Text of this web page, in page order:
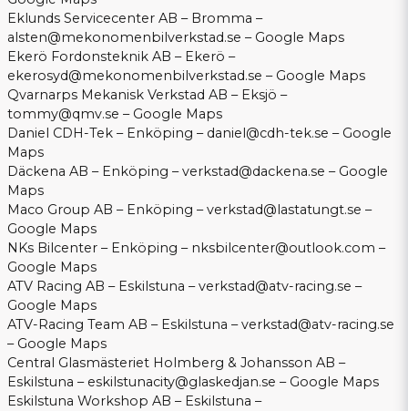
Eklunds Servicecenter AB – Bromma –
alsten@mekonomenbilverkstad.se – Google Maps
Ekerö Fordonsteknik AB – Ekerö –
ekerosyd@mekonomenbilverkstad.se – Google Maps
Qvarnarps Mekanisk Verkstad AB – Eksjö –
tommy@qmv.se – Google Maps
Daniel CDH-Tek – Enköping – daniel@cdh-tek.se – Google
Maps
Däckena AB – Enköping –verkstad@dackena.se – Google
Maps
Maco Group AB – Enköping –verkstad@lastatungt.se –
Google Maps
NKs Bilcenter – Enköping – nksbilcenter@outlook.com –
Google Maps
ATV Racing AB – Eskilstuna –verkstad@atv-racing.se –
Google Maps
ATV-Racing Team AB – Eskilstuna –verkstad@atv-racing.se
– Google Maps
Central Glasmästeriet Holmberg & Johansson AB –
Eskilstuna – eskilstunacity@glaskedjan.se – Google Maps
Eskilstuna Workshop AB – Eskilstuna –